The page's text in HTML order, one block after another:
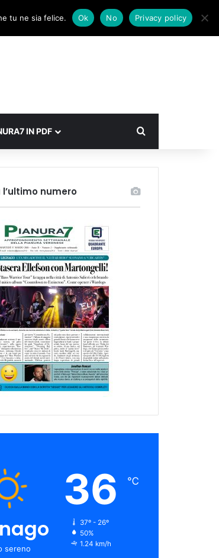
Facebook
X Instagram
AccediUn articolo a caso
Barra laterale
IN PDF Cerca
numero
sereno
36 ℃
37º - 26º
50%
1.24 km/h
tu ne sia felice. Ok No Privacy policy